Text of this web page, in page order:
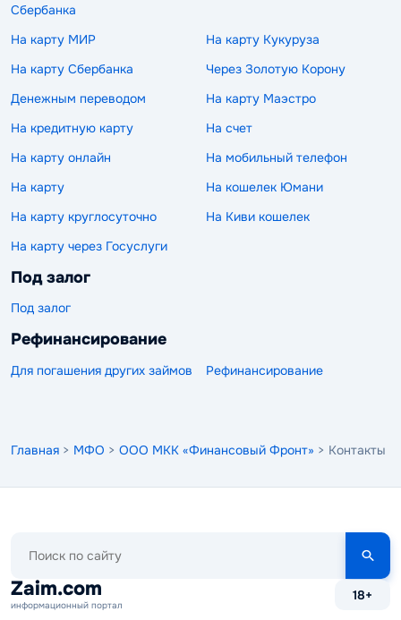
Сбербанка
На карту МИР
На карту Кукуруза
На карту Сбербанка
Через Золотую Корону
Денежным переводом
На карту Маэстро
На кредитную карту
На счет
На карту онлайн
На мобильный телефон
На карту
На кошелек Юмани
На карту круглосуточно
На Киви кошелек
На карту через Госуслуги
Под залог
Под залог
Рефинансирование
Для погашения других займов Рефинансирование
Главная > МФО > ООО МКК «Финансовый Фронт» > Контакты
сайту
Zaim.com
информационный портал
18+